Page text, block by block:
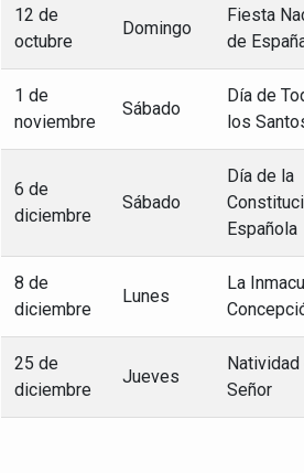
12 de
octubre
Domingo
Fiesta
de
1 de
noviembre
Sábado
Día de
los
6 de
diciembre
Sábado
Día de la
Española
8 de
diciembre
Lunes
La
25 de
diciembre
Jueves
Natividad
Señor